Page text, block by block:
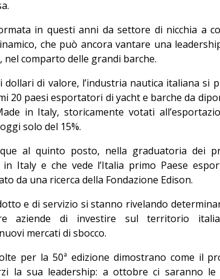
in questi anni da settore di nicchia a
che può ancora vantare una
comparto delle grandi barche.
dollari di valore, l’industria nautica italiana si
20 paesi esportatori di yacht e barche da
in Italy, storicamente votati
solo del 15%.
al quinto posto, nella graduatoria dei
Italy e che vede l’Italia primo Paese
da una ricerca della Fondazione Edison.
e di servizio si stanno rivelando
aziende di investire sul territorio
mercati di sbocco.
per la 50ª edizione dimostrano come il
la sua leadership: a ottobre ci saranno